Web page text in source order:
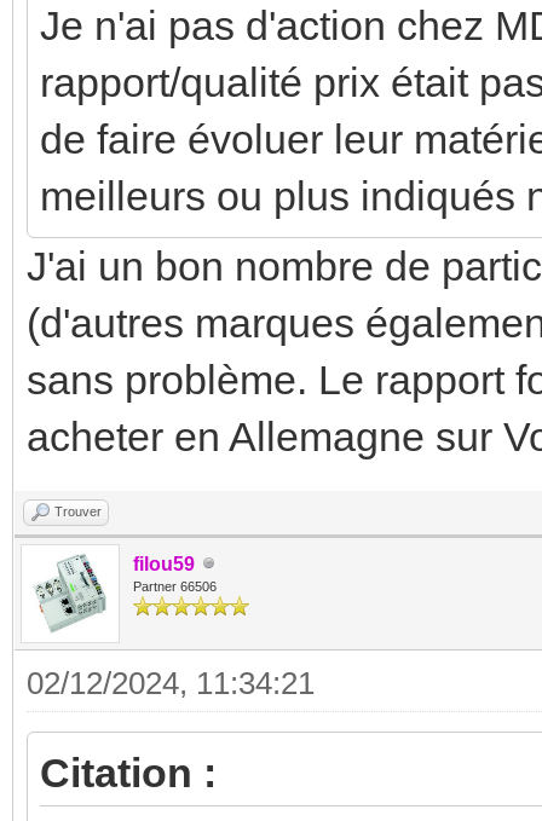
Je n'ai pas d'action chez
rapport/qualité prix était
de faire évoluer leur
meilleurs ou plus indiqués
J'ai un bon nombre de
(d'autres marques
sans problème. Le rapport
acheter en Allemagne sur
Trouver
filou59
Partner 66506
02/12/2024, 11:34:21
Citation :